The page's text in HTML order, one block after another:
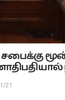
21